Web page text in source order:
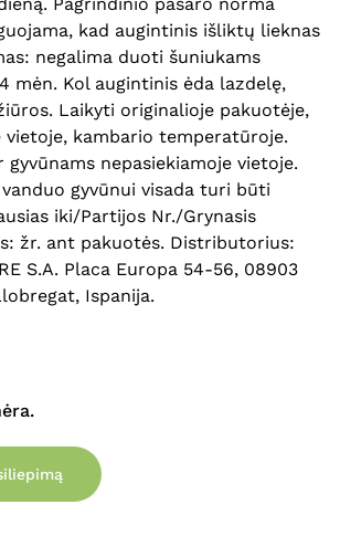
nėra produktų.
Eiti Į Parduotuvę
kad augintinis išliktų lieknas
negalima duoti šuniukams
mėn. Kol augintinis ėda lazdelę,
Laikyti originalioje pakuotėje,
vietoje, kambario temperatūroje.
gyvūnams nepasiekiamoje vietoje.
gyvūnui visada turi būti
iki/Partijos Nr./Grynasis
žr. ant pakuotės. Distributorius:
S.A. Placa Europa 54-56, 08903
Ispanija.